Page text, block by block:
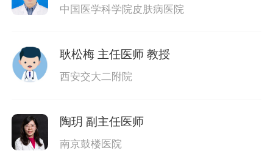
中国医学科学院皮肤病医院
耿松梅 主任医师 教授
西安交大二附院
陶玥 副主任医师
南京鼓楼医院